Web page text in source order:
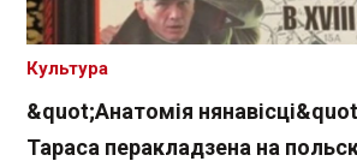
&quot;Анатомія
Тараса перакладзена на
Культура